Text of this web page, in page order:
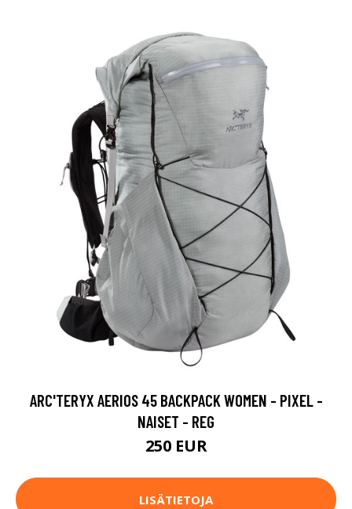
ARC'TERYX AERIOS 45 BACKPACK WOMEN - PIXEL -
NAISET - REG
250 EUR
LISÄTIETOJA